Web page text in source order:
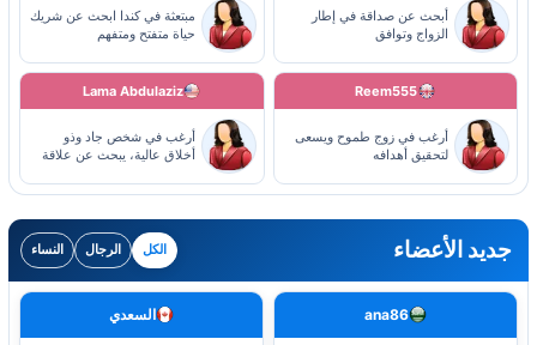
أبحث عن صداقة في إطار
الزواج وتوافق
مبتعثة في كندا ابحث عن شريك
حياة متفتح ومتفهم
Reem555
أرغب في زوج طموح ويسعى
لتحقيق أهدافه
Lama Abdulaziz
أرغب في شخص جاد وذو
أخلاق عالية، يبحث عن علاقة
جديد الأعضاء الكل الرجال النساء
ana86 السعدي